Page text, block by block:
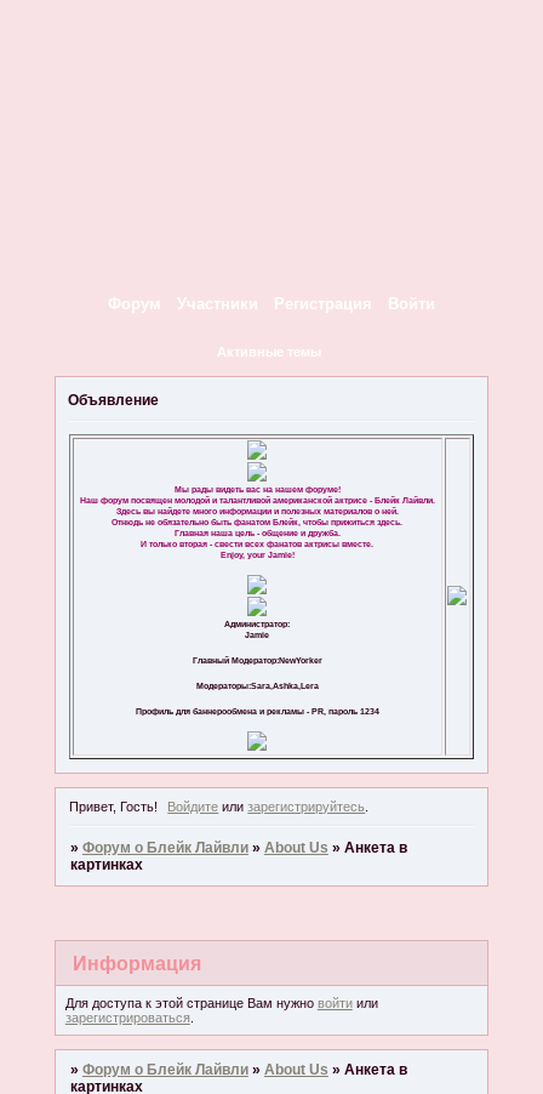
Форум Участники Регистрация Войти
Активные темы
Объявление
Мы рады видеть вас на нашем форуме!
Наш форум посвящен молодой и талантливой американской актрисе - Блейк Лайвли.
Здесь вы найдете много информации и полезных материалов о ней.
Отнюдь не обязательно быть фанатом Блейк, чтобы прижиться здесь.
Главная наша цель - общение и дружба.
И только вторая - свести всех фанатов актрисы вместе.
Enjoy, your Jamie!
Администратор:
Jamie
Главный Модератор:NewYorker
Модераторы:Sara,Ashka,Lera
Профиль для баннерообмена и рекламы - PR, пароль 1234
Привет, Гость! Войдите илизарегистрируйтесь
» Форум о Блейк Лайвли » About Us » Анкета в
картинках
Информация
Для доступа к этой странице Вам нужно войтиили
зарегистрироваться.
» Форум о Блейк Лайвли » About Us » Анкета в
картинках